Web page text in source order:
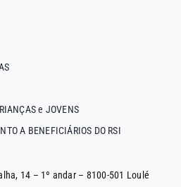
e JOVENS
A BENEFICIÁRIOS DO RSI
14 – 1º andar – 8100-501 Loulé